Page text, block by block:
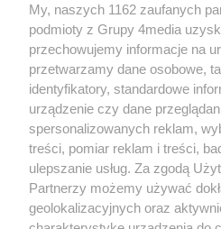
Reklama Kontakt
Regulamin prenumeraty
Zapisz się do
Dołącz do grona ludzi
Zapisz
My, naszych 1162 zaufanych
podmioty z Grupy 4media
przechowujemy informacje na
przetwarzamy dane osobowe,
identyfikatory, standardowe
urządzenie czy dane
spersonalizowanych reklam,
treści, pomiar reklam i treści,
ulepszanie usług. Za zgodą
Partnerzy możemy używać
geolokalizacyjnych oraz